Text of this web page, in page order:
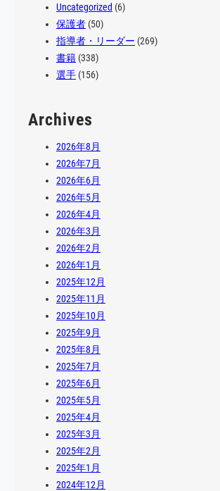
Uncategorized (6)
保護者 (50)
指導者・リーダー (269)
書籍 (338)
選手 (156)
Archives
2026年8月
2026年7月
2026年6月
2026年5月
2026年4月
2026年3月
2026年2月
2026年1月
2025年12月
2025年11月
2025年10月
2025年9月
2025年8月
2025年7月
2025年6月
2025年5月
2025年4月
2025年3月
2025年2月
2025年1月
2024年12月